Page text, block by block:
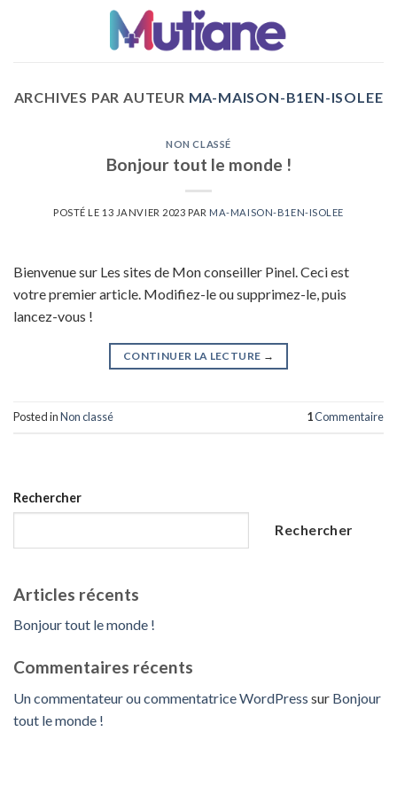
ARCHIVES PAR AUTEUR MA-MAISON-B1EN-ISOLEE
NON CLASSÉ
Bonjour tout le monde !
POSTÉ LE 13 JANVIER 2023 PAR MA-MAISON-B1EN-ISOLEE
Bienvenue sur Les sites de Mon conseiller Pinel. Ceci est
votre premier article. Modifiez-le ou supprimez-le, puis
lancez-vous !
CONTINUER LA LECTURE →
Posted inNon classé 1Commentaire
Rechercher
Rechercher
Articles récents
Bonjour tout le monde !
Commentaires récents
Un commentateur ou commentatrice WordPress sur Bonjour
tout le monde !